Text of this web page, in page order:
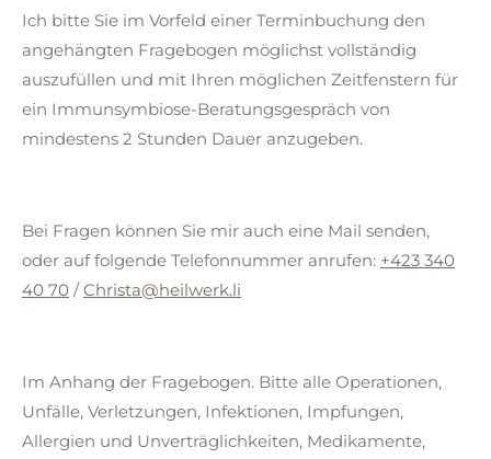
Ich bitte Sie im Vorfeld einer Terminbuchung den
angehängten Fragebogen möglichst vollständig
auszufüllen und mit Ihren möglichen Zeitfenstern für
ein Immunsymbiose-Beratungsgespräch von
mindestens 2 Stunden Dauer anzugeben.
Bei Fragen können Sie mir auch eine Mail senden,
oder auf folgende Telefonnummer anrufen: +423 340
40 70 / Christa@heilwerk.li
Im Anhang der Fragebogen. Bitte alle Operationen,
Unfälle, Verletzungen, Infektionen, Impfungen,
Allergien und Unverträglichkeiten, Medikamente,